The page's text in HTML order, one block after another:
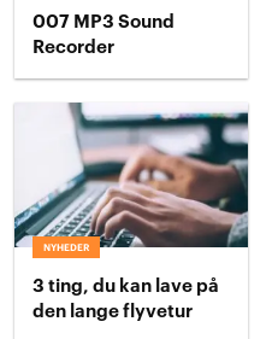
007 MP3 Sound
Recorder
NYHEDER
3 ting, du kan lave på
den lange flyvetur